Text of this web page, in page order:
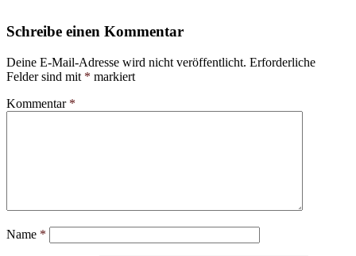
Schreibe einen Kommentar
Deine E-Mail-Adresse wird nicht veröffentlicht. Erforderliche
Felder sind mit * markiert
Kommentar *
Name *